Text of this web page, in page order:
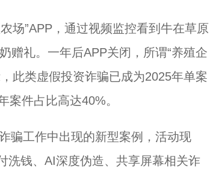
”APP，通过视频监控看到牛在草原
赠礼。一年后APP关闭，所谓“养殖企
此类虚假投资诈骗已成为2025年单案
案件占比高达40%。
工作中出现的新型案例，活动现
洗钱、AI深度伪造、共享屏幕相关诈